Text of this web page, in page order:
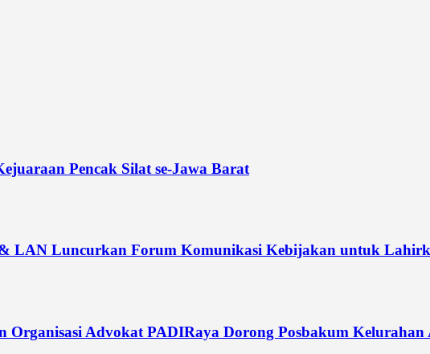
Pencak Silat se-Jawa Barat
LAN Luncurkan Forum Komunikasi Kebijakan untuk
Advokat PADIRaya Dorong Posbakum